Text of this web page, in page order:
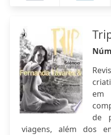
de
viagens, além dos